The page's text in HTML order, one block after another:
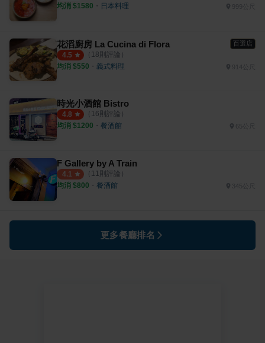
均消 $1580 ・ 日本料理
花滔廚房 La Cucina di Flora 百選店
4.5 （ 18則評論）
均消 $550 ・ 義式料理 914公尺
時光小酒館 Bistro
4.8 （ 16則評論）
均消 $1200 ・ 餐酒館 65公尺
F Gallery by A Train
4.1 （ 11則評論）
均消 $800 ・ 餐酒館 345公尺
更多餐廳排名